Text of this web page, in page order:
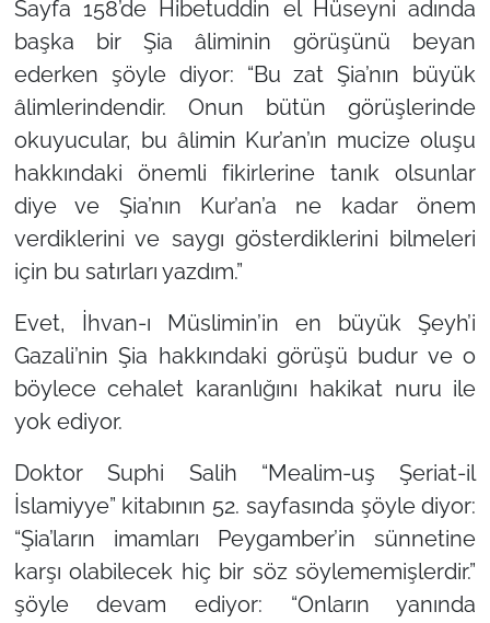
Sayfa 158’de Hibetuddin el Hüseyni adında
başka bir Şia âliminin görüşünü beyan
ederken şöyle diyor: “Bu zat Şia’nın büyük
âlimlerindendir. Onun bütün görüşlerinde
okuyucular, bu âlimin Kur’an’ın mucize oluşu
hakkındaki önemli fikirlerine tanık olsunlar
diye ve Şia’nın Kur’an’a ne kadar önem
verdiklerini ve saygı gösterdiklerini bilmeleri
için bu satırları yazdım.”
Evet, İhvan-ı Müslimin’in en büyük Şeyh’i
Gazali’nin Şia hakkındaki görüşü budur ve o
böylece cehalet karanlığını hakikat nuru ile
yok ediyor.
Doktor Suphi Salih “Mealim-uş Şeriat-il
İslamiyye” kitabının 52. sayfasında şöyle diyor:
“Şia’ların imamları Peygamber’in sünnetine
karşı olabilecek hiç bir söz söylememişlerdir.”
şöyle devam ediyor: “Onların yanında